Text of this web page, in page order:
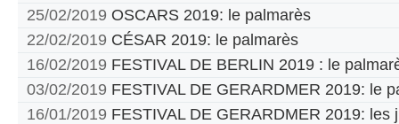
25/02/2019 OSCARS 2019: le palmarès
22/02/2019 CÉSAR 2019: le palmarès
16/02/2019 FESTIVAL DE BERLIN 2019 : le
03/02/2019 FESTIVAL DE GERARDMER 2019: le
16/01/2019 FESTIVAL DE GERARDMER 2019: les